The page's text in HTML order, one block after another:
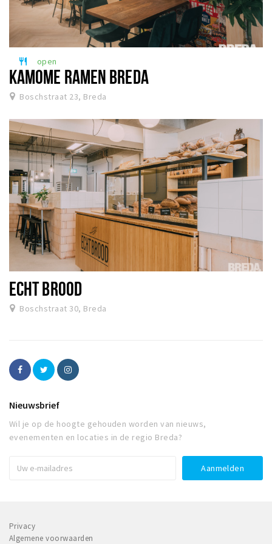
restaurant open
KAMOME RAMEN BREDA
Boschstraat 23, Breda
ECHT BROOD
Boschstraat 30, Breda
Nieuwsbrief
Wil je op de hoogte gehouden worden van nieuws,
evenementen en locaties in de regio Breda?
Privacy
Algemene voorwaarden